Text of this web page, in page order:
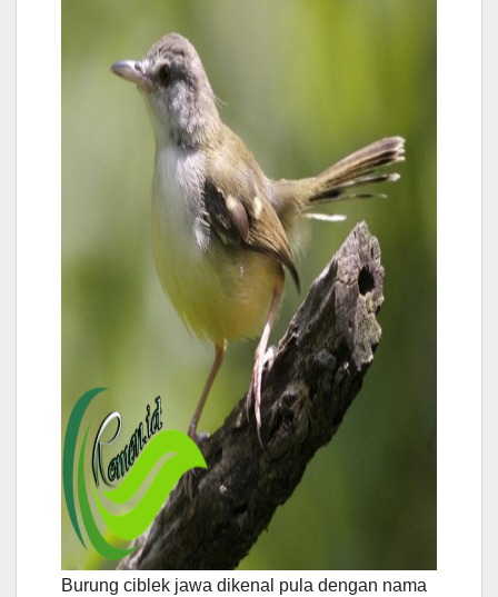
Burung ciblek jawa dikenal pula dengan nama